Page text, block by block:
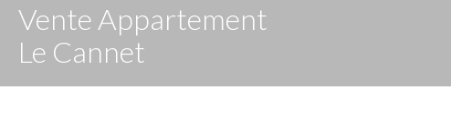
Vente Appartement
Le Cannet